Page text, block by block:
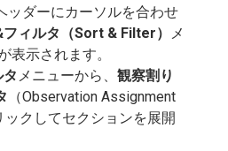
ッダーにカーソルを合わせ
フィルタ（Sort & Filter） メ
表示されます。
メニューから、 観察割り
（Observation Assignment
ックしてセクションを展開